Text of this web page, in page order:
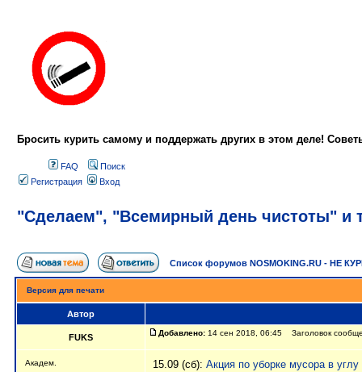
Бросить курить самому и поддержать других в этом деле!
FAQ
Поиск
Регистрация
Вход
"Сделаем", "Всемирный день чистоты" и
Список форумов NOSMOKING.RU - НЕ
Версия для печати
Автор
FUKS Добавлено: 14 сен 2018, 06:45 Заголовок
Академ. 15.09 (сб): Акция по уборке мусора в